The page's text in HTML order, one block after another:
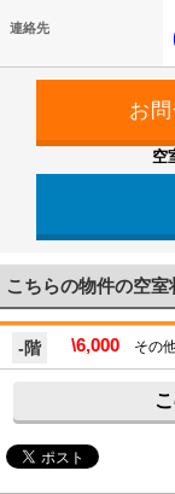
連絡先
空
こちらの物件の空室
-階 \6,000 その